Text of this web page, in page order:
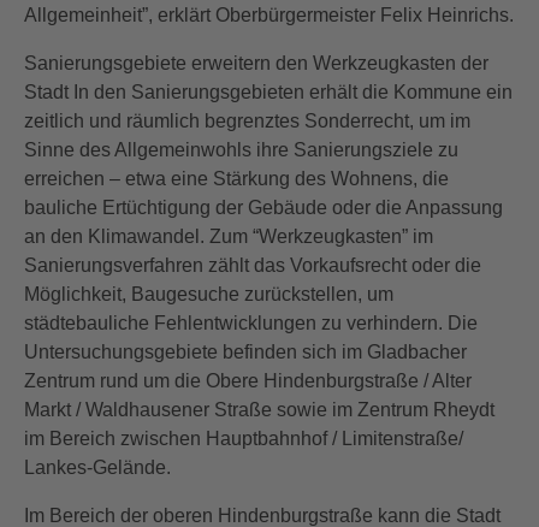
Allgemeinheit”, erklärt Oberbürgermeister Felix Heinrichs.
Sanierungsgebiete erweitern den Werkzeugkasten der
Stadt In den Sanierungsgebieten erhält die Kommune ein
zeitlich und räumlich begrenztes Sonderrecht, um im
Sinne des Allgemeinwohls ihre Sanierungsziele zu
erreichen – etwa eine Stärkung des Wohnens, die
bauliche Ertüchtigung der Gebäude oder die Anpassung
an den Klimawandel. Zum “Werkzeugkasten” im
Sanierungsverfahren zählt das Vorkaufsrecht oder die
Möglichkeit, Baugesuche zurückstellen, um
städtebauliche Fehlentwicklungen zu verhindern. Die
Untersuchungsgebiete befinden sich im Gladbacher
Zentrum rund um die Obere Hindenburgstraße / Alter
Markt / Waldhausener Straße sowie im Zentrum Rheydt
im Bereich zwischen Hauptbahnhof / Limitenstraße/
Lankes-Gelände.
Im Bereich der oberen Hindenburgstraße kann die Stadt